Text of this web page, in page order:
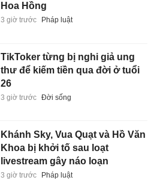
Hoa Hồng
3 giờ trước Pháp luật
TikToker từng bị nghi giả ung
thư để kiếm tiền qua đời ở tuổi
26
3 giờ trước Đời sống
Khánh Sky, Vua Quạt và Hồ Văn
Khoa bị khởi tố sau loạt
livestream gây náo loạn
3 giờ trước Pháp luật